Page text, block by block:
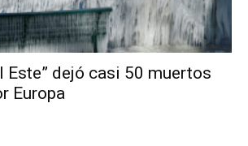
Este” dejó casi 50 muertos
Europa